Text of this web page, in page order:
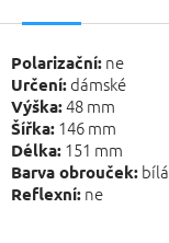
Polarizační: ne
Určení:dámské
Výška:48 mm
Šířka: 146 mm
Délka: 151 mm
Barva obrouček: bílá
Reflexní: ne